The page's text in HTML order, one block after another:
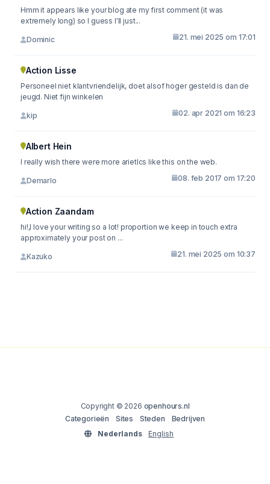
Hmm it appears like your blog ate my first comment (it was
extremely long) so I guess I'll just...
Dominic 21. mei 2025 om 17:01
Action Lisse
Personeel niet klantvriendelijk, doet alsof hoger gesteld is dan de
jeugd. Niet fijn winkelen
kip 02. apr 2021 om 16:23
Albert Hein
I really wish there were more arietlcs like this on the web.
Demarlo 08. feb 2017 om 17:20
Action Zaandam
hi!,I love your writing so a lot! proportion we keep in touch extra
approximately your post on ...
Kazuko 21. mei 2025 om 10:37
Copyright © 2026 openhours.nl
Categorieën
Sites Steden
Bedrijven
Nederlands
English